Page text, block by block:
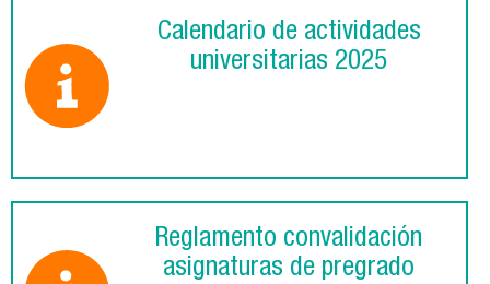
Calendario de actividades
universitarias 2025
Reglamento convalidación
asignaturas de pregrado